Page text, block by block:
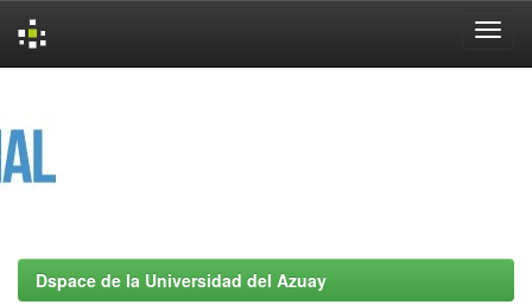
Dspace de la Universidad del Azuay